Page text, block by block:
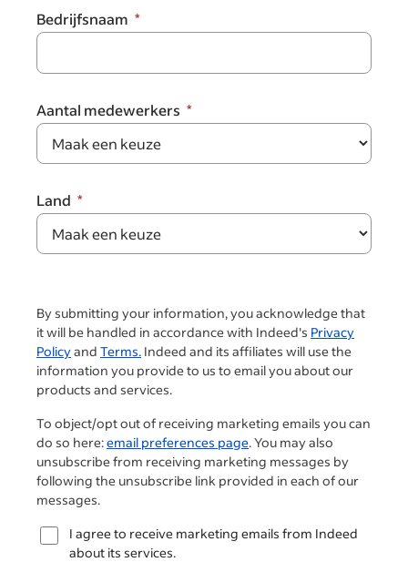
Bedrijfsnaam
Aantal medewerkers
Land
By submitting your information, you acknowledge that
it will be handled in accordance with Indeed's Privacy
Policyand Terms. Indeed and its affiliates will use the
information you provide to us to email you about our
products and services.
To object/opt out of receiving marketing emails you can
do so here:email preferences page. You may also
unsubscribe from receiving marketing messages by
following the unsubscribe link provided in each of our
messages.
I agree to receive marketing emails from Indeed
about its services.